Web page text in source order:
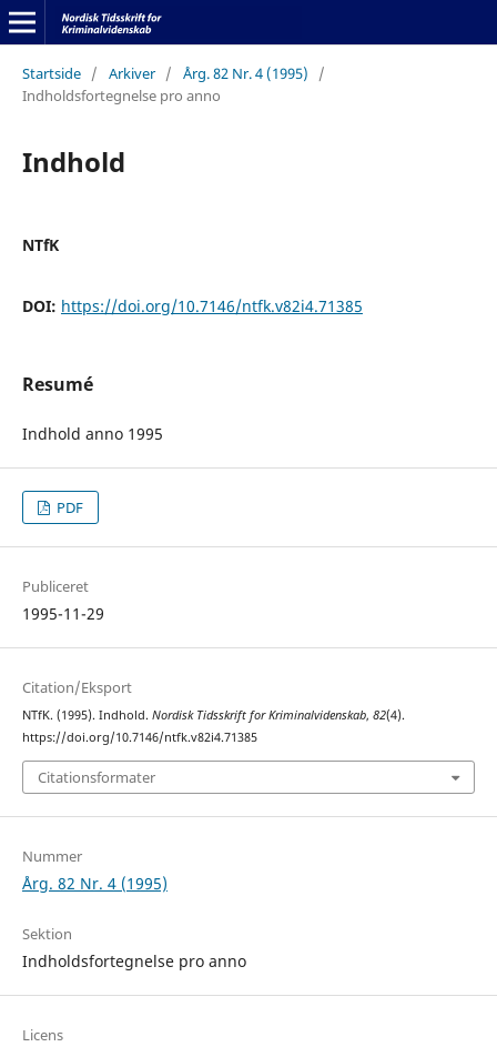
Startside / Arkiver / Årg. 82 Nr. 4 (1995)
/
Indholdsfortegnelse pro anno
Indhold
NTfK
DOI: https://doi.org/10.7146/ntfk.v82i4.71385
Resumé
Indhold anno 1995
PDF
Publiceret
1995-11-29
Citation/Eksport
NTfK. (1995). Indhold. Nordisk Tidsskrift for Kriminalvidenskab, 82(4).
https://doi.org/10.7146/ntfk.v82i4.71385
Citationsformater
Nummer
Årg. 82 Nr. 4 (1995)
Sektion
Indholdsfortegnelse pro anno
Licens